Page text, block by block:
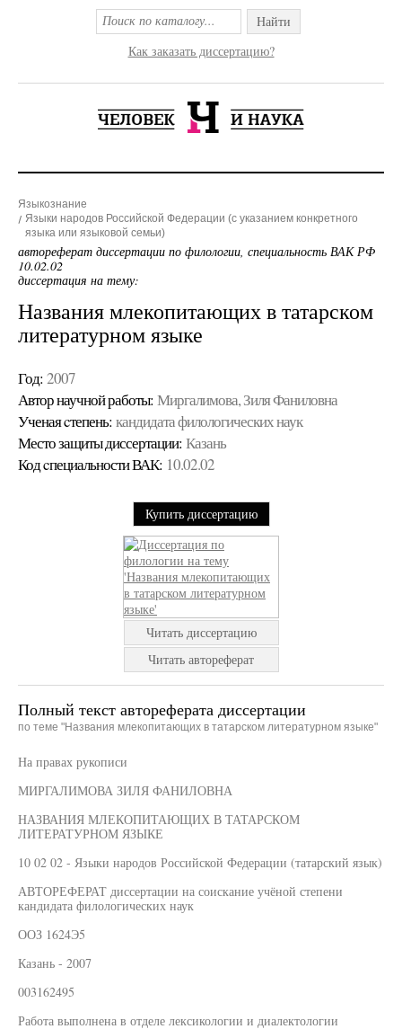
Найти
Как заказать диссертацию?
Языкознание
Языки народов Российской Федерации (с указанием конкретного
языка или языковой семьи)
автореферат диссертации по филологии, специальность ВАК РФ
10.02.02
диссертация на тему:
Названия млекопитающих в татарском
литературном языке
Год: 2007
Автор научной работы: Миргалимова, Зиля Фаниловна
Ученая cтепень: кандидата филологических наук
Место защиты диссертации: Казань
Код cпециальности ВАК: 10.02.02
Купить диссертацию
Читать диссертацию
Читать автореферат
Полный текст автореферата диссертации
по теме "Названия млекопитающих в татарском литературном языке"
На правах рукописи
МИРГАЛИМОВА ЗИЛЯ ФАНИЛОВНА
НАЗВАНИЯ МЛЕКОПИТАЮЩИХ В ТАТАРСКОМ
ЛИТЕРАТУРНОМ ЯЗЫКЕ
10 02 02 - Языки народов Российской Федерации (татарский язык)
АВТОРЕФЕРАТ диссертации на соискание учёной степени
кандидата филологических наук
ООЗ 1624Э5
Казань - 2007
003162495
Работа выполнена в отделе лексикологии и диалектологии